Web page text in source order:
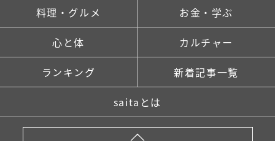
料理・グルメ お金・学ぶ
心と体 カルチャー
ランキング 新着記事一覧
saitaとは